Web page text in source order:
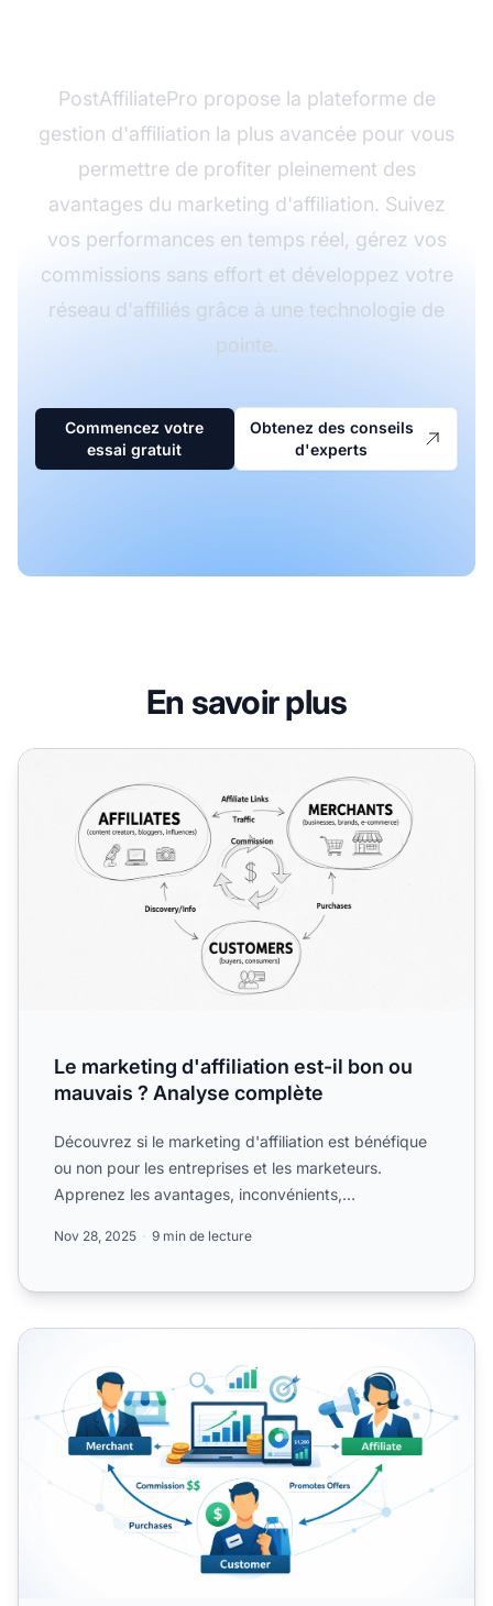
PostAffiliatePro propose la plateforme de
gestion d'affiliation la plus avancée pour vous
permettre de profiter pleinement des
avantages du marketing d'affiliation. Suivez
vos performances en temps réel, gérez vos
commissions sans effort et développez votre
réseau d'affiliés grâce à une technologie de
pointe.
Commencez votre
essai gratuit
Obtenez des conseils
d'experts
En savoir plus
Le marketing d'affiliation est-il bon ou mauvais ? Analyse
Le marketing d'affiliation est-il bon ou
mauvais ? Analyse complète
Découvrez si le marketing d'affiliation est bénéfique
ou non pour les entreprises et les marketeurs.
Apprenez les avantages, inconvénients,
Nov 28, 2025 9 min de lecture
7 avantages clés du marketing affiliation pour générer des